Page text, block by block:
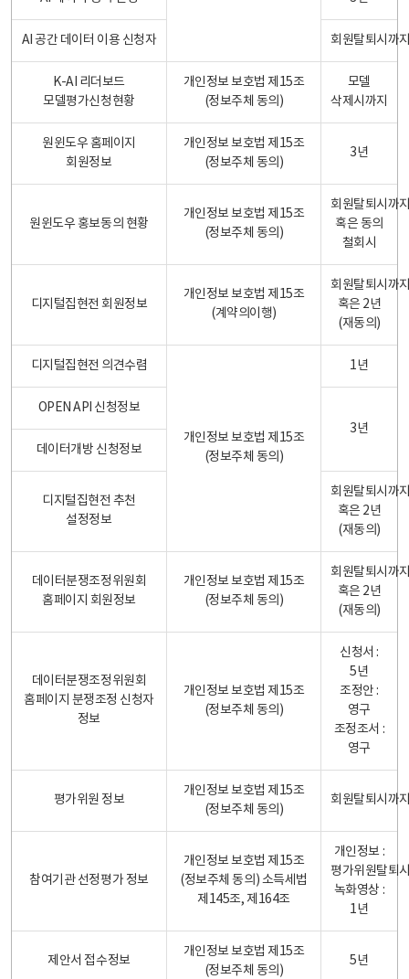
AI 공간 데이터 이용 신청자 회원탈퇴시까
K-AI 리더보드
모델평가신청현황
개인정보 보호법 제15조
(정보주체 동의)
모델
삭제시까지
원윈도우 홈페이지
회원정보
개인정보 보호법 제15조
(정보주체 동의)
3년
원윈도우 홍보동의 현황
개인정보 보호법 제15조
(정보주체 동의)
회원탈퇴시까
혹은 동의
철회시
디지털집현전 회원정보
개인정보 보호법 제15조
(계약의이행)
회원탈퇴시까
혹은 2년
(재동의)
디지털집현전 의견수렴
개인정보 보호법 제15조
(정보주체 동의)
1년
OPEN API 신청정보
3년
데이터개방 신청정보
디지털집현전 추천
설정정보
회원탈퇴시까
혹은 2년
(재동의)
데이터분쟁조정위원회
홈페이지 회원정보
개인정보 보호법 제15조
(정보주체 동의)
회원탈퇴시까
혹은 2년
(재동의)
데이터분쟁조정위원회
홈페이지 분쟁조정 신청자
정보
개인정보 보호법 제15조
(정보주체 동의)
신청서 :
5년
조정안 :
영구
조정조서 :
영구
평가위원 정보
개인정보 보호법 제15조
(정보주체 동의)
회원탈퇴시까
참여기관 선정평가 정보
개인정보 보호법 제15조
(정보주체 동의) 소득세법
제145조, 제164조
개인정보 :
평가위원탈퇴
녹화영상 :
1년
제안서 접수정보
개인정보 보호법 제15조
(정보주체 동의)
5년